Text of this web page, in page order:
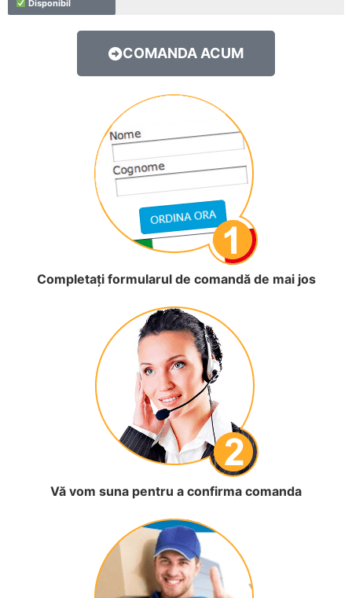
Disponibil
COMANDA ACUM
Completați formularul de comandă de mai jos
Vă vom suna pentru a confirma comanda